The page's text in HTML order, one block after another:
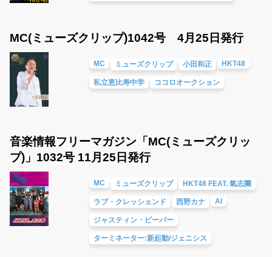
MC(ミューズクリップ)1042号 4月25日発行
MC ミューズクリップ 小田和正 HKT48
私立恵比寿中学 ココロオークション
音楽情報フリーマガジン「MC(ミューズクリッ
プ)」1032号 11月25日発行
MC ミューズクリップ HKT48 FEAT. 氣志團
ラブ・クレッシェンド 西野カナ AI
ジャスティン・ビーバー
ターミネーター:新起動/ジェニシス